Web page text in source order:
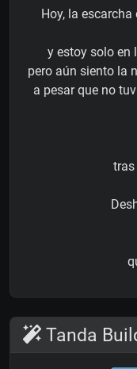
Hoy, la
y estoy solo en
pero aún siento la
a pesar que no
tras
Tanda